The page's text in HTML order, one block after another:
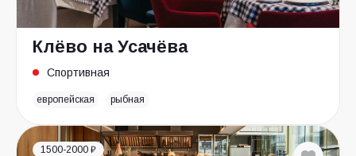
Клёво на Усачёва
Спортивная
европейская рыбная
1500-2000 ₽